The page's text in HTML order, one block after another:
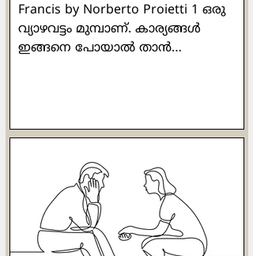
Francis by Norberto Proietti 1 ഒരു
വ്യാഴവട്ടം മുമ്പാണ്. കാര്യങ്ങള്‍
ഇങ്ങനെ പോയാല്‍ താന്‍
നടക്കുകയാണ്. കാര്യങ്ങള്‍
'അപകട'ത്തിലേക്കു
നീങ്ങുകയാണെന്നു തോന്നിയ
അദ്ദേഹം തന്‍റെ അരികിലിരുന്ന
സാവോപോളോയിലെ കാര്‍ഡിനല്‍
ക്ലൗഡിയോ ഹ്യൂമിസിനെ ഉറ്റുനോക്കി.